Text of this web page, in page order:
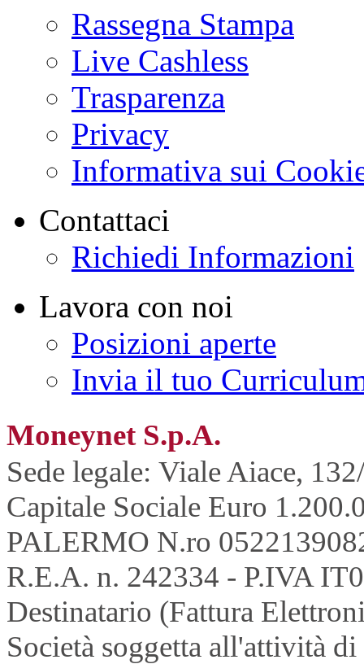
Rassegna Stampa
Live Cashless
Trasparenza
Privacy
Informativa sui
Contattaci
Richiedi Informazioni
Lavora con noi
Posizioni aperte
Invia il tuo
Moneynet S.p.A.
Sede legale: Viale Aiace,
Capitale Sociale Euro
PALERMO N.ro
R.E.A. n. 242334 - P.IVA
Destinatario (Fattura
Società soggetta all'attività